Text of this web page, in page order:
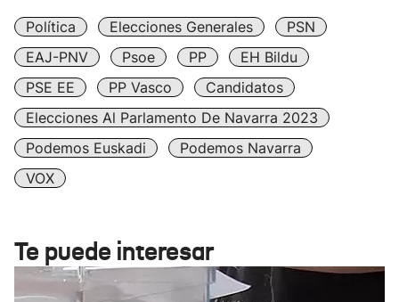
Política Elecciones Generales
PSN
EAJ-PNV
Psoe PP
EH Bildu
PSE EE
PP Vasco
Candidatos
Elecciones Al Parlamento De Navarra 2023
Podemos Euskadi
Podemos Navarra
VOX
Te puede interesar